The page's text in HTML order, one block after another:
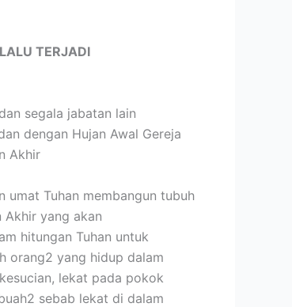
TERJADI
segala jabatan lain
dengan Hujan Awal Gereja
Akhir
umat Tuhan membangun tubuh
Akhir yang akan
hitungan Tuhan untuk
orang2 yang hidup dalam
lekat pada pokok
sebab lekat di dalam